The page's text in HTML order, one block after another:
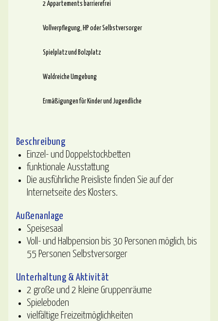
2 Appartements barrierefrei
Vollverpflegung, HP oder Selbstversorger
Spielplatz und Bolzplatz
Waldreiche Umgebung
Ermäßigungen für Kinder und Jugendliche
Beschreibung
Einzel- und Doppelstockbetten
funktionale Ausstattung
Die ausführliche Preisliste finden Sie auf der
Internetseite des Klosters.
Außenanlage
Speisesaal
Voll- und Halbpension bis 30 Personen möglich, bis
55 Personen Selbstversorger
Unterhaltung & Aktivität
2 große und 2 kleine Gruppenräume
Spieleboden
vielfältige Freizeitmöglichkeiten